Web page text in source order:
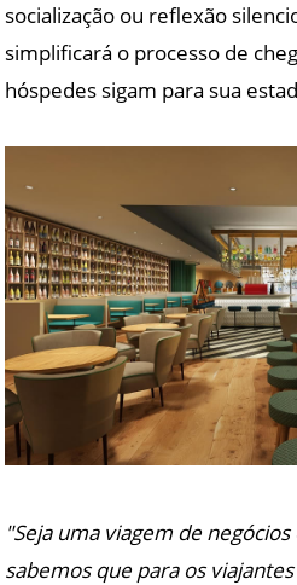
socialização ou reflexão
simplificará o processo de
hóspedes sigam para sua
"Seja uma viagem de
sabemos que para os